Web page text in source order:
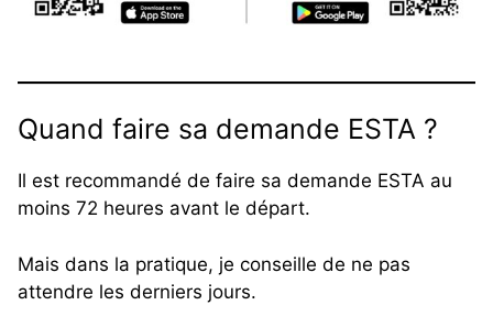
Quand faire sa demande ESTA ?
Il est recommandé de faire sa demande ESTA au
moins 72 heures avant le départ.
Mais dans la pratique, je conseille de ne pas
attendre les derniers jours.